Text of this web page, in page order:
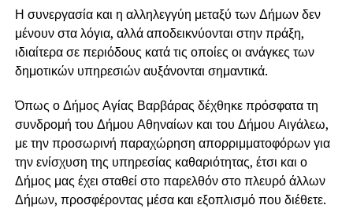
Η συνεργασία και η αλληλεγγύη μεταξύ των Δήμων δεν
μένουν στα λόγια, αλλά αποδεικνύονται στην πράξη,
ιδιαίτερα σε περιόδους κατά τις οποίες οι ανάγκες των
δημοτικών υπηρεσιών αυξάνονται σημαντικά.
Όπως ο Δήμος Αγίας Βαρβάρας δέχθηκε πρόσφατα τη
συνδρομή του Δήμου Αθηναίων και του Δήμου Αιγάλεω,
με την προσωρινή παραχώρηση απορριμματοφόρων για
την ενίσχυση της υπηρεσίας καθαριότητας, έτσι και ο
Δήμος μας έχει σταθεί στο παρελθόν στο πλευρό άλλων
Δήμων, προσφέροντας μέσα και εξοπλισμό που διέθετε.